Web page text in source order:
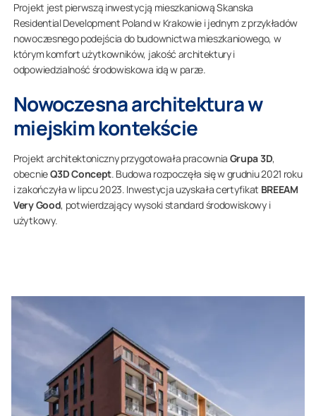
Projekt jest pierwszą inwestycją mieszkaniową Skanska
Residential Development Poland w Krakowie i jednym z przykładów
nowoczesnego podejścia do budownictwa mieszkaniowego, w
którym komfort użytkowników, jakość architektury i
odpowiedzialność środowiskowa idą w parze.
Nowoczesna architektura w
miejskim kontekście
Projekt architektoniczny przygotowała pracownia Grupa 3D,
obecnieQ3D Concept. Budowa rozpoczęła się w grudniu 2021 roku
i zakończyła w lipcu 2023. Inwestycja uzyskała certyfikat BREEAM
Very Good, potwierdzający wysoki standard środowiskowy i
użytkowy.